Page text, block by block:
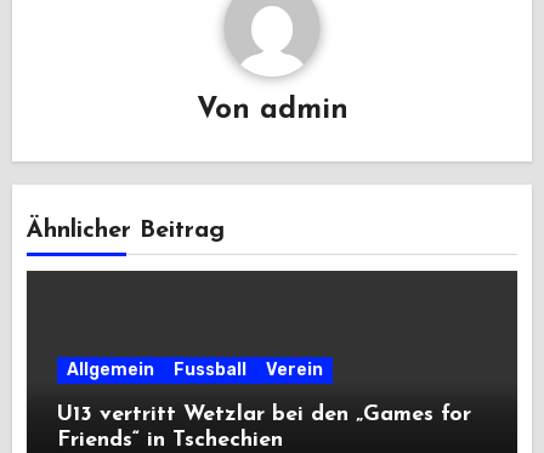
Von admin
Ähnlicher Beitrag
Allgemein Fussball Verein
U13 vertritt Wetzlar bei den „Games for
Friends“ in Tschechien